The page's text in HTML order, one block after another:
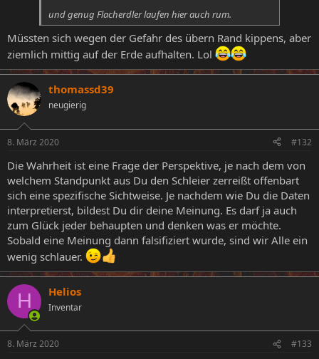
und genug Flacherdler laufen hier auch rum.
Müssten sich wegen der Gefahr des übern Rand kippens, aber
ziemlich mittig auf der Erde aufhalten. Lol
thomassd39
neugierig
8. März 2020 #132
Die Wahrheit ist eine Frage der Perspektive, je nach dem von
welchem Standpunkt aus Du den Schleier zerreißt offenbart
sich eine spezifische Sichtweise. Je nachdem wie Du die Daten
interpretierst, bildest Du dir deine Meinung. Es darf ja auch
zum Glück jeder behaupten und denken was er möchte.
Sobald eine Meinung dann falsifiziert wurde, sind wir Alle ein
wenig schlauer.
H Helios
Inventar
8. März 2020 #133